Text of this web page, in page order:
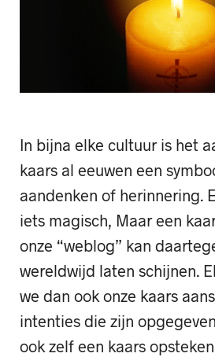
In bijna elke cultuur is het
kaars al eeuwen een
aandenken of herinnering.
iets magisch, Maar een
onze “weblog” kan
wereldwijd laten schijnen.
we dan ook onze kaars
intenties die zijn
ook zelf een kaars